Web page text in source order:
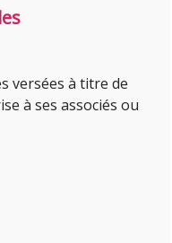
versées à titre de
à ses associés ou